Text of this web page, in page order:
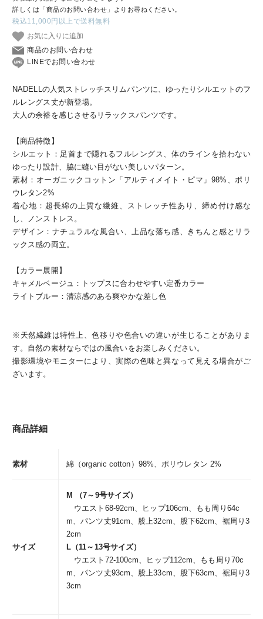
詳しくは「商品のお問い合わせ」よりお尋ねください。
税込11,000円以上で送料無料
お気に入りに追加
商品のお問い合わせ
LINEでお問い合わせ
NADELLの人気ストレッチスリムパンツに、ゆったりシルエットのフ
ルレングス丈が新登場。
大人の余裕を感じさせるリラックスパンツです。
【商品特徴】
シルエット：足首まで隠れるフルレングス、体のラインを拾わない
ゆったり設計、脇に縫い目がない美しいパターン。
素材：オーガニックコットン「アルティメイト・ピマ」98%、ポリ
ウレタン2%
着心地：超長綿の上質な繊維、ストレッチ性あり、締め付け感な
し、ノンストレス。
デザイン：ナチュラルな風合い、上品な落ち感、きちんと感とリラ
ックス感の両立。
【カラー展開】
キャメルベージュ：トップスに合わせやすい定番カラー
ライトブルー：清涼感のある爽やかな差し色
※天然繊維は特性上、色移りや色合いの違いが生じることがありま
す。自然の素材ならではの風合いをお楽しみください。
撮影環境やモニターにより、実際の色味と異なって見える場合がご
ざいます。
商品詳細
素材 綿（organic cotton）98%、ポリウレタン 2%
サイズ
M （7～9号サイズ）
ウエスト68-92cm、ヒップ106cm、もも周り64c
m、パンツ丈91cm、股上32cm、股下62cm、裾周り3
2cm
L（11～13号サイズ）
ウエスト72-100cm、ヒップ112cm、もも周り70c
m、パンツ丈93cm、股上33cm、股下63cm、裾周り3
3cm